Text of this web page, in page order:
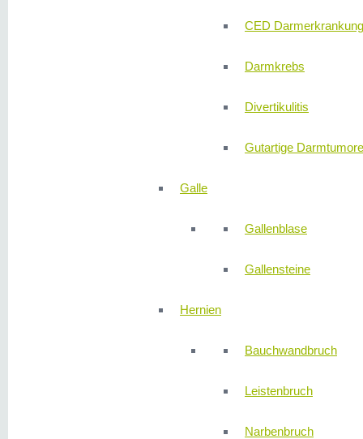
CED Darmerkrankung
Darmkrebs
Divertikulitis
Gutartige Darmtumore
Galle
Gallenblase
Gallensteine
Hernien
Bauchwandbruch
Leistenbruch
Narbenbruch